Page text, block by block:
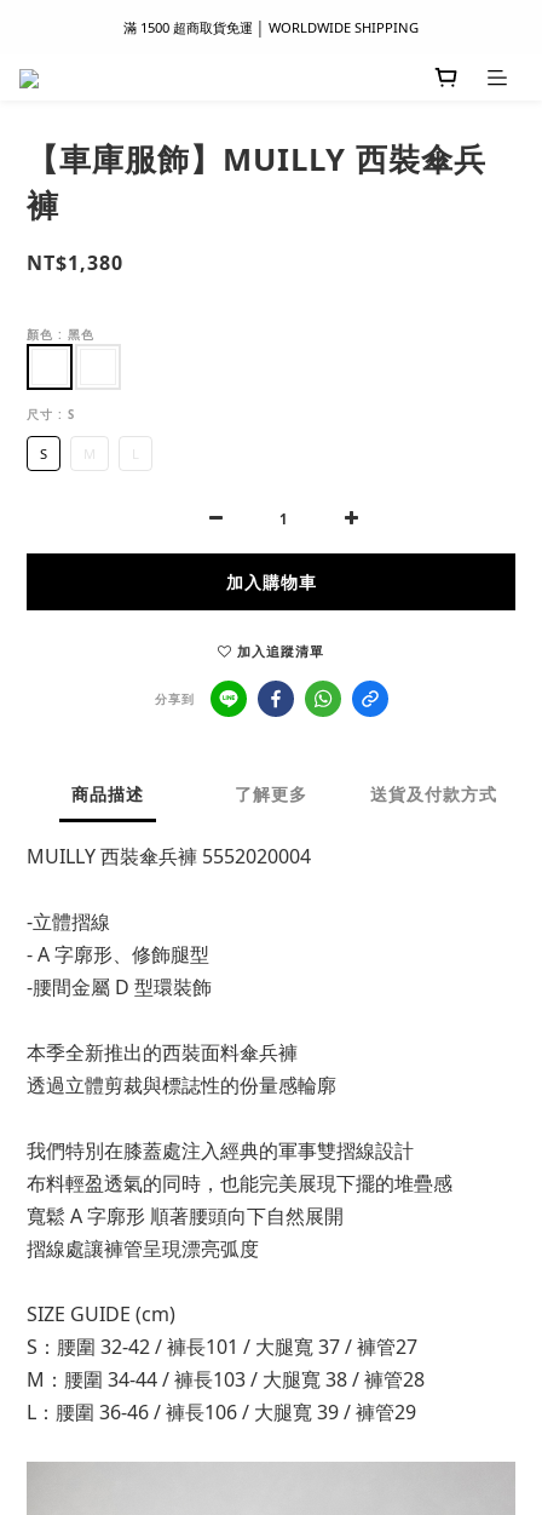
滿 1500 超商取貨免運 │ WORLDWIDE SHIPPING
滿 1500 超商取貨免運 │ WORLDWIDE SHIPPING
【車庫服飾】MUILLY 西裝傘兵
褲
NT$1,380
顏色 : 黑色
尺寸 : S
S M L
加入購物車
加入追蹤清單
分享到
商品描述 了解更多 送貨及付款方式
MUILLY 西裝傘兵褲 5552020004
-立體摺線
- A 字廓形、修飾腿型
-腰間金屬 D 型環裝飾
本季全新推出的西裝面料傘兵褲
透過立體剪裁與標誌性的份量感輪廓
我們特別在膝蓋處注入經典的軍事雙摺線設計
布料輕盈透氣的同時，也能完美展現下擺的堆疊感
寬鬆 A 字廓形 順著腰頭向下自然展開
摺線處讓褲管呈現漂亮弧度
SIZE GUIDE (cm)
S：腰圍 32-42 / 褲長101 / 大腿寬 37 / 褲管27
M：腰圍 34-44 / 褲長103 / 大腿寬 38 / 褲管28
L：腰圍 36-46 / 褲長106 / 大腿寬 39 / 褲管29